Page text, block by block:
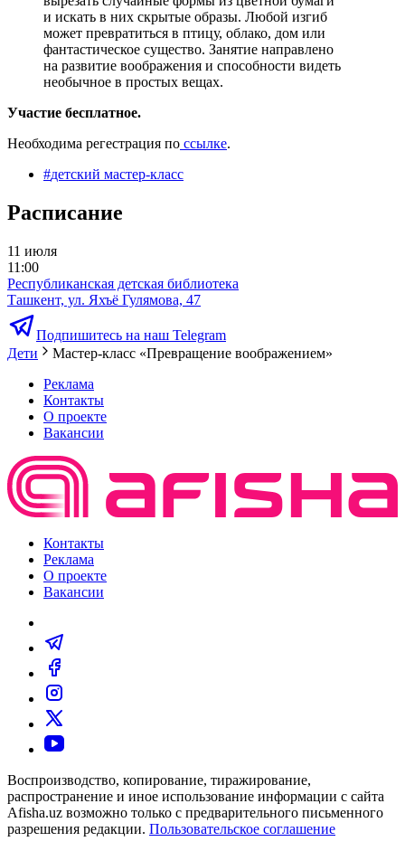
и искать в них скрытые образы. Любой изгиб
может превратиться в птицу, облако, дом или
фантастическое существо. Занятие направлено
на развитие воображения и способности видеть
необычное в простых вещах.
Участие бесплатное.
Необходима регестрация по ссылке.
#детский мастер-класс
Расписание
11 июля
11:00
Республиканская детская библиотека
Ташкент, ул. Яхъё Гулямова, 47
Подпишитесь на наш Telegram
Дети
Мастер-класс «Превращение воображением»
Реклама
Контакты
О проекте
Вакансии
Контакты
Реклама
О проекте
Вакансии
Воспроизводство, копирование, тиражирование,
распространение и иное использование информации с сайта
Afisha.uz возможно только с предварительного письменного
разрешения редакции. Пользовательское соглашение